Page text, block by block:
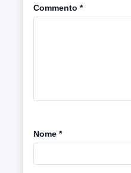
Commento *
Nome *